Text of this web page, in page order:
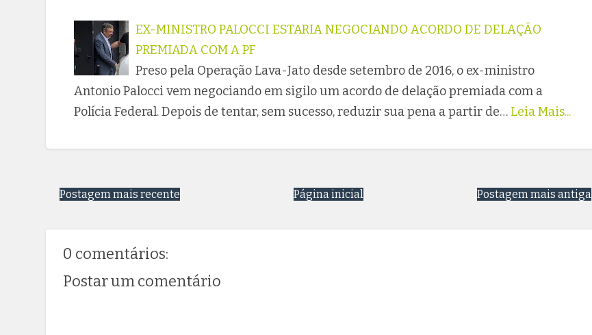
EX-MINISTRO PALOCCI ESTARIA NEGOCIANDO ACORDO DE DELAÇÃO
PREMIADA COM A PF
Preso pela Operação Lava-Jato desde setembro de 2016, o ex-ministro
Antonio Palocci vem negociando em sigilo um acordo de delação premiada com a
Polícia Federal. Depois de tentar, sem sucesso, reduzir sua pena a partir de… Leia Mais...
Postagem mais recente Postagem mais antiga
Página inicial
0 comentários:
Postar um comentário